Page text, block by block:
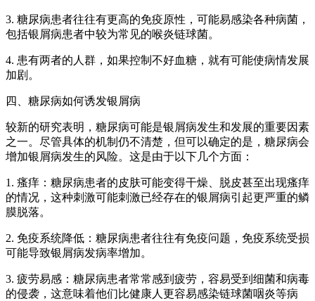
3. 糖尿病患者往往有更高的免疫原性，可能易感染各种病菌，
包括银屑病患者中较为常见的喉炎链球菌。
4. 患有两者的人群，如果控制不好血糖，就有可能使病情发展
加剧。
四、糖尿病如何诱发银屑病
较新的研究表明，糖尿病可能是银屑病发生和发展的重要因素
之一。尽管具体的机制仍不清楚，但可以确定的是，糖尿病会
增加银屑病发生的风险。这是由于以下几个方面：
1. 瘙痒：糖尿病患者的皮肤可能变得干燥、脱皮甚至出现瘙痒
的情况，这种刺激可能刺激已经存在的银屑病引起更严重的鳞
膜脱落。
2. 免疫系统降低：糖尿病患者往往有免疫问题，免疫系统受损
可能导致银屑病发病率增加。
3. 疲劳易感：糖尿病患者常常感到疲劳，容易受到细菌和病毒
的侵袭，这意味着他们比健康人更容易感染链球菌咽炎等病